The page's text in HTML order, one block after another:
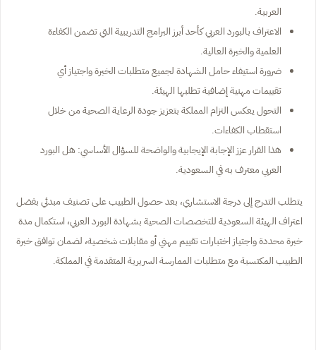
العربية.
الاعتراف بالبورد العربي كأحد أبرز البرامج التدريبية التي تضمن الكفاءة
العلمية والخبرة العالية.
ضرورة استيفاء حامل الشهادة لجميع متطلبات الخبرة واجتياز أي
تقييمات مهنية إضافية تطلبها الهيئة.
التحول يعكس التزام المملكة بتعزيز جودة الرعاية الصحية من خلال
استقطاب الكفاءات.
هذا القرار عزز الإجابة الإيجابية والواضحة للسؤال الأساسي: هل البورد
العربي معترف به في السعودية.
يتطلب التدرج إلى درجة الاستشاري، بعد حصول الطبيب على تصنيف مبدئي بفضل
اعتراف الهيئة السعودية للتخصصات الصحية بشهادة البورد العربي، استكمال مدة
خبرة محددة واجتياز اختبارات تقييم مهني أو مقابلات شخصية، لضمان توافق خبرة
الطبيب المكتسبة مع متطلبات الممارسة السريرية المتقدمة في المملكة.